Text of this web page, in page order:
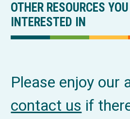
OTHER RESOURCES
INTERESTED IN
Please enjoy our
contact us if